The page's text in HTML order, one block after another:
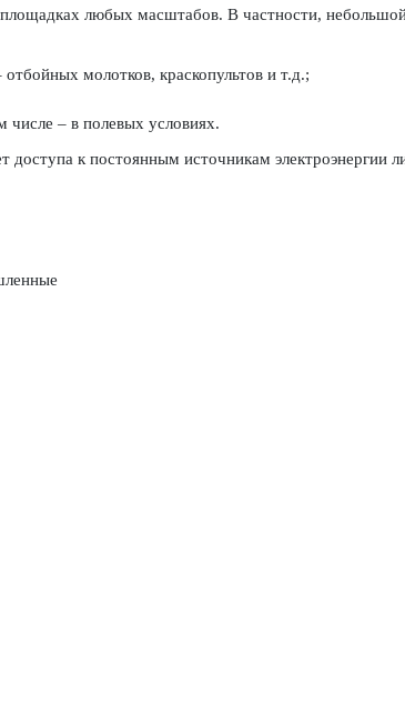
любых масштабов. В частности,
молотков, краскопультов и т.д.;
числе – в полевых условиях.
к постоянным источникам электроэнергии